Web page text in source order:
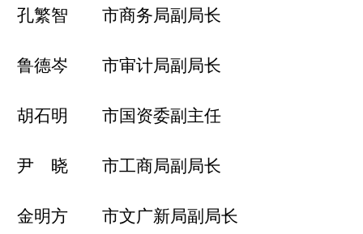
孔繁智 市商务局副局长
鲁德岑 市审计局副局长
胡石明 市国资委副主任
尹 晓 市工商局副局长
金明方 市文广新局副局长